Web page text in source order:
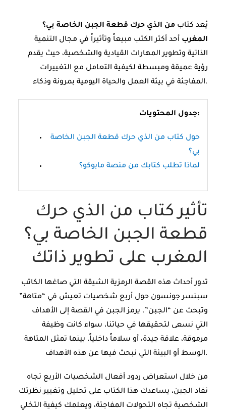
يُعد كتاب من الذي حرك قطعة الجبن الخاصة بي؟
المغرب أحد أكثر الكتب مبيعاً وتأثيراً في مجال التنمية
الذاتية وتطوير المهارات القيادية والشخصية، حيث يقدم
رؤية عميقة ومبسطة لكيفية التعامل مع التغييرات
المفاجئة في بيئة العمل والحياة اليومية بمرونة وذكاء.
جدول المحتويات:
حول كتاب من الذي حرك قطعة الجبن الخاصة
بي؟
لماذا تطلب كتابك من منصة مابوكو؟
تأثير كتاب من الذي حرك
قطعة الجبن الخاصة بي؟
المغرب على تطوير ذاتك
تدور أحداث هذه القصة الرمزية الشيقة التي صاغها الكاتب
سبنسر جونسون حول أربع شخصيات تعيش في “متاهة”
وتبحث عن “الجبن”. يرمز الجبن في القصة إلى الأهداف
التي نسعى لتحقيقها في حياتنا، سواء كانت وظيفة
مرموقة، علاقة جيدة، أو سلاماً داخلياً، بينما تمثل المتاهة
الوسط أو البيئة التي نبحث فيها عن هذه الأهداف.
من خلال استعراض ردود أفعال الشخصيات الأربع تجاه
نفاد الجبن، يساعدك هذا الكتاب على تحليل وتغيير نظرتك
الشخصية تجاه التحولات المفاجئة، ويعلمك كيفية التخلي